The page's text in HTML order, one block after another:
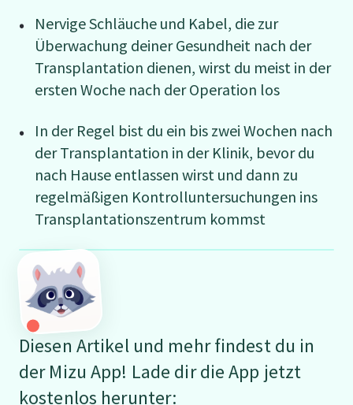
Nervige Schläuche und Kabel, die zur
Überwachung deiner Gesundheit nach der
Transplantation dienen, wirst du meist in der
ersten Woche nach der Operation los
In der Regel bist du ein bis zwei Wochen nach
der Transplantation in der Klinik, bevor du
nach Hause entlassen wirst und dann zu
regelmäßigen Kontrolluntersuchungen ins
Transplantationszentrum kommst
Diesen Artikel und mehr findest du in
der Mizu App! Lade dir die App jetzt
kostenlos herunter: